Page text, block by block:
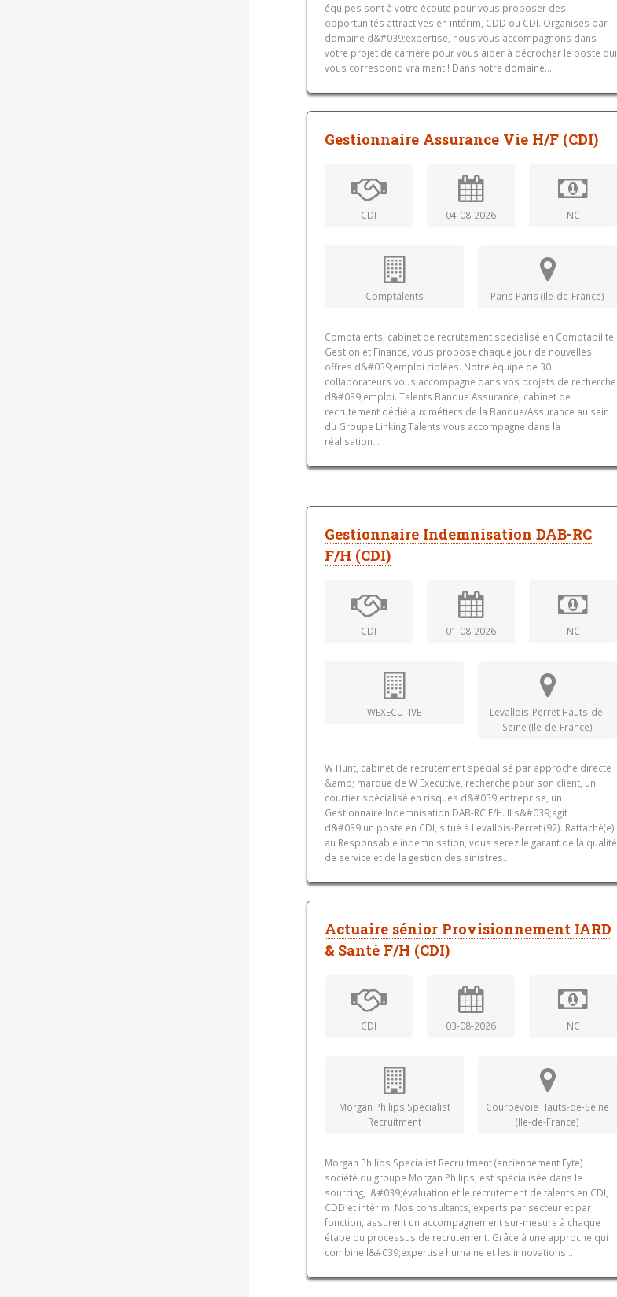
équipes sont à votre écoute pour vous proposer des
opportunités attractives en intérim, CDD ou CDI. Organisés par
domaine d&#039;expertise, nous vous accompagnons dans
votre projet de carrière pour vous aider à décrocher le poste qui
vous correspond vraiment ! Dans notre domaine...
Gestionnaire Assurance Vie H/F (CDI)
CDI 04-08-2026 NC
Comptalents Paris Paris (Ile-de-France)
Comptalents, cabinet de recrutement spécialisé en Comptabilité,
Gestion et Finance, vous propose chaque jour de nouvelles
offres d&#039;emploi ciblées. Notre équipe de 30
collaborateurs vous accompagne dans vos projets de recherche
d&#039;emploi. Talents Banque Assurance, cabinet de
recrutement dédié aux métiers de la Banque/Assurance au sein
du Groupe Linking Talents vous accompagne dans la
réalisation...
Gestionnaire Indemnisation DAB-RC
F/H (CDI)
CDI 01-08-2026 NC
WEXECUTIVE
Levallois-Perret Hauts-de-
Seine (Ile-de-France)
W Hunt, cabinet de recrutement spécialisé par approche directe
&amp; marque de W Executive, recherche pour son client, un
courtier spécialisé en risques d&#039;entreprise, un
Gestionnaire Indemnisation DAB-RC F/H. Il s&#039;agit
d&#039;un poste en CDI, situé à Levallois-Perret (92). Rattaché(e)
au Responsable indemnisation, vous serez le garant de la qualité
de service et de la gestion des sinistres...
Actuaire sénior Provisionnement IARD
& Santé F/H (CDI)
CDI 03-08-2026 NC
Morgan Philips Specialist
Recruitment
Courbevoie Hauts-de-Seine
(Ile-de-France)
Morgan Philips Specialist Recruitment (anciennement Fyte)
société du groupe Morgan Philips, est spécialisée dans le
sourcing, l&#039;évaluation et le recrutement de talents en CDI,
CDD et intérim. Nos consultants, experts par secteur et par
fonction, assurent un accompagnement sur-mesure à chaque
étape du processus de recrutement. Grâce à une approche qui
combine l&#039;expertise humaine et les innovations...